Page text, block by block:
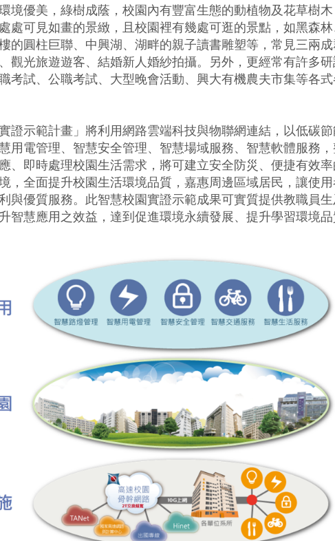
境優美，綠樹成蔭，校園內有豐富生態的動植物及花草樹
處可見如畫的景緻，且校園裡有幾處可逛的景點，如黑森
的圓柱巨聯、中興湖、湖畔的親子讀書雕塑等，常見三兩
觀光旅遊遊客、結婚新人婚紗拍攝。另外，更經常有許多
考試、公職考試、大型晚會活動、興大有機農夫市集等各
證示範計畫」將利用網路雲端科技與物聯網連結，以低碳
用電管理、智慧安全管理、智慧場域服務、智慧軟體服務
、即時處理校園生活需求，將可建立安全防災、便捷有效
，全面提升校園生活環境品質，嘉惠周邊區域居民，讓使
與優質服務。此智慧校園實證示範成果可實質提供教職員
智慧應用之效益，達到促進環境永續發展、提升學習環境